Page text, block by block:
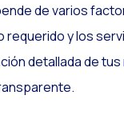
de varios
requerido y los
detallada de